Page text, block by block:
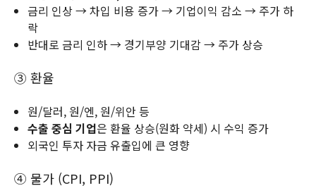
금리 인상 → 차입 비용 증가 → 기업이익 감소 → 주가 하
락
반대로 금리 인하 → 경기부양 기대감 → 주가 상승
③ 환율
원/달러, 원/엔, 원/위안 등
수출 중심 기업은 환율 상승(원화 약세) 시 수익 증가
외국인 투자 자금 유출입에 큰 영향
④ 물가 (CPI, PPI)